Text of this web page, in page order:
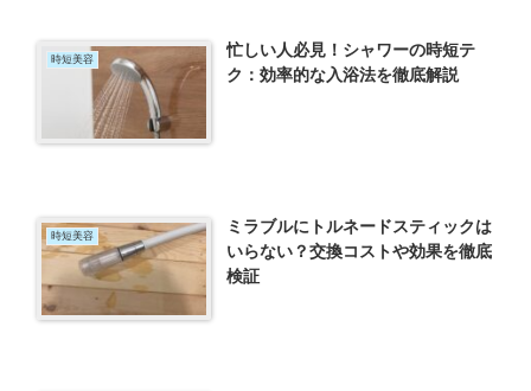
時短美容
忙しい人必見！シャワーの時短テ
ク：効率的な入浴法を徹底解説
時短美容
ミラブルにトルネードスティックは
いらない？交換コストや効果を徹底
検証